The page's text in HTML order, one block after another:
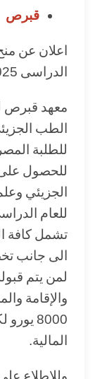
قبرص
اعلان عن
الدراسى 2024/2025
معهد قبرص
للطلبة
للحصول
الجزيئي
لمن يتم
والإقامة
8000
المالية.
وللإطلاع